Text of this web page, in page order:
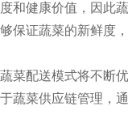
和健康价值，因
保证蔬菜的新鲜
菜配送模式将不
蔬菜供应链管理